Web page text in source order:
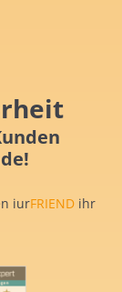
iurFRIEND ihr